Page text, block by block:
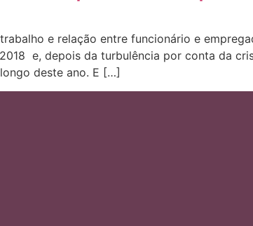
e relação entre funcionário e
e, depois da turbulência por conta da
deste ano. E […]